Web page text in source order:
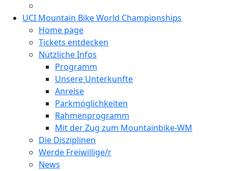
UCI Mountain Bike World Championships
Home page
Tickets entdecken
Nützliche Infos
Programm
Unsere Unterkunfte
Anreise
Parkmöglichkeiten
Rahmenprogramm
Mit der Zug zum Mountainbike-WM
Die Disziplinen
Werde Freiwillige/r
News